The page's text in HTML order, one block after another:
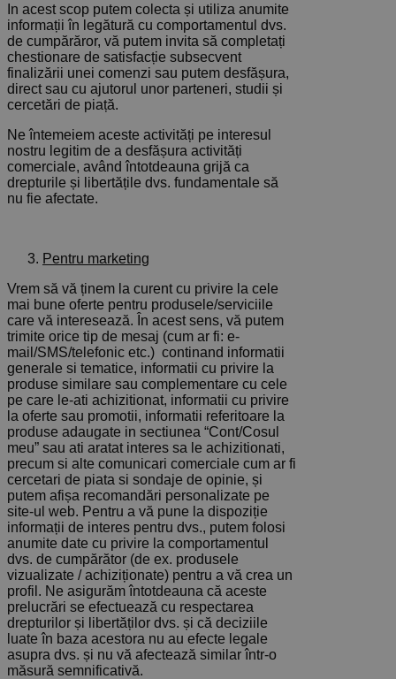
In acest scop putem colecta și utiliza anumite
informații în legătură cu comportamentul dvs.
de cumpărăror, vă putem invita să completați
chestionare de satisfacție subsecvent
finalizării unei comenzi sau putem desfășura,
direct sau cu ajutorul unor parteneri, studii și
cercetări de piață.
Ne întemeiem aceste activități pe interesul
nostru legitim de a desfășura activități
comerciale, având întotdeauna grijă ca
drepturile și libertățile dvs. fundamentale să
nu fie afectate.
Pentru marketing
Vrem să vă ținem la curent cu privire la cele
mai bune oferte pentru produsele/serviciile
care vă interesează. În acest sens, vă putem
trimite orice tip de mesaj (cum ar fi: e-
mail/SMS/telefonic etc.) continand informatii
generale si tematice, informatii cu privire la
produse similare sau complementare cu cele
pe care le-ati achizitionat, informatii cu privire
la oferte sau promotii, informatii referitoare la
produse adaugate in sectiunea “Cont/Cosul
meu” sau ati aratat interes sa le achizitionati,
precum si alte comunicari comerciale cum ar fi
cercetari de piata si sondaje de opinie, și
putem afișa recomandări personalizate pe
site-ul web. Pentru a vă pune la dispoziție
informații de interes pentru dvs., putem folosi
anumite date cu privire la comportamentul
dvs. de cumpărător (de ex. produsele
vizualizate / achiziționate) pentru a vă crea un
profil. Ne asigurăm întotdeauna că aceste
prelucrări se efectuează cu respectarea
drepturilor și libertăților dvs. și că deciziile
luate în baza acestora nu au efecte legale
asupra dvs. și nu vă afectează similar într-o
măsură semnificativă.